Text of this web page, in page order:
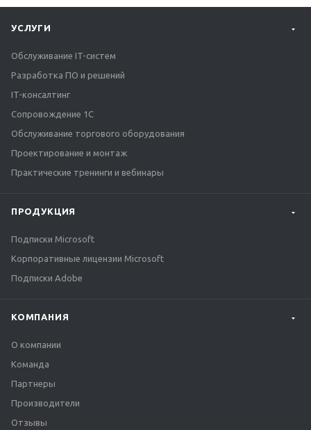
УСЛУГИ
Обслуживание IT-систем
Разработка ПО и решений
IT-консалтинг
Сопровождение 1С
Обслуживание торгового оборудования
Проектирование и монтаж
Практические тренинги и вебинары
ПРОДУКЦИЯ
Подписки Microsoft
Корпоративные лицензии Microsoft
Подписки Adobe
КОМПАНИЯ
О компании
Команда
Партнеры
Производители
Отзывы